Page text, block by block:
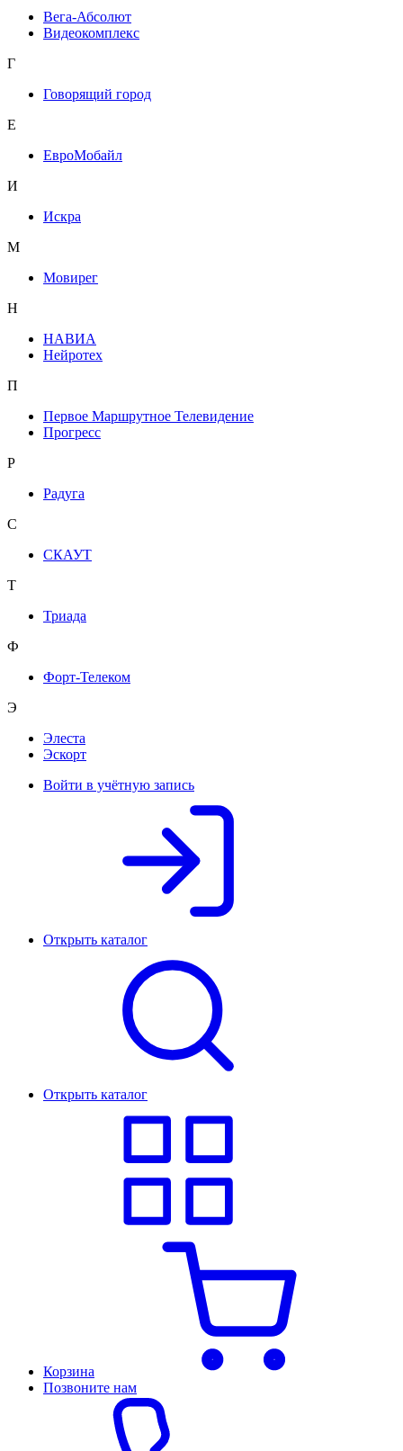
Вега-Абсолют
Видеокомплекс
Г
Говорящий город
Е
ЕвроМобайл
И
Искра
М
Мовирег
Н
НАВИА
Нейротех
П
Первое Маршрутное Телевидение
Прогресс
Р
Радуга
С
СКАУТ
Т
Триада
Ф
Форт-Телеком
Э
Элеста
Эскорт
Войти в учётную запись
Открыть каталог
Открыть каталог
Корзина
Позвоните нам